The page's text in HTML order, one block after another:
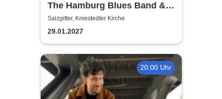
The Hamburg Blues Band &
Friends
Salzgitter, Kniestedter Kirche
29.01.2027
20:00 Uhr